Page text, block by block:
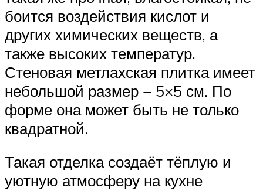
боится воздействия кислот и
других химических веществ, а
также высоких температур.
Стеновая метлахская плитка имеет
небольшой размер − 5×5 см. По
форме она может быть не только
квадратной.
Такая отделка создаёт тёплую и
уютную атмосферу на кухне